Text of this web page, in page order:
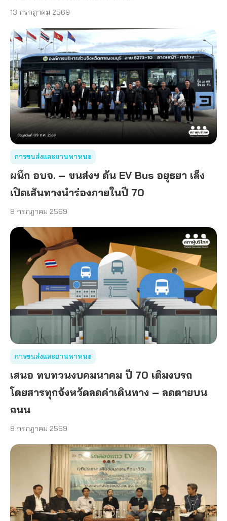
13 กรกฎาคม 2569
การขนส่งและยานพาหนะ
ผนึก อบจ. – ขนส่งฯ ดัน EV Bus อยุธยา เล็ง
เปิดเส้นทางนำร่องภายในปี 70
9 กรกฎาคม 2569
การขนส่งและยานพาหนะ
เสนอ ทบทวนงบคมนาคม ปี 70 เติมงบรถ
โดยสารทุกจังหวัดลดค่าเดินทาง – ลดตายบน
ถนน
8 กรกฎาคม 2569